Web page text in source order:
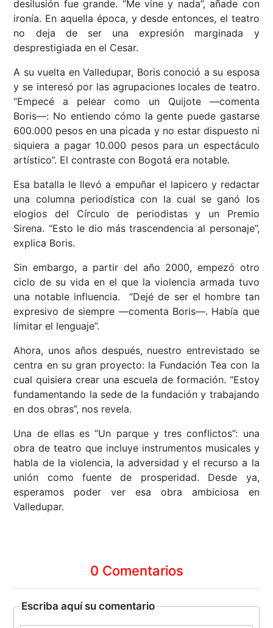
desilusión fue grande. “Me vine y nada”, añade con
ironía. En aquella época, y desde entonces, el teatro
no deja de ser una expresión marginada y
desprestigiada en el Cesar.
A su vuelta en Valledupar, Boris conoció a su esposa
y se interesó por las agrupaciones locales de teatro.
“Empecé a pelear como un Quijote ––comenta
Boris––: No entiendo cómo la gente puede gastarse
600.000 pesos en una picada y no estar dispuesto ni
siquiera a pagar 10.000 pesos para un espectáculo
artístico”. El contraste con Bogotá era notable.
Esa batalla le llevó a empuñar el lapicero y redactar
una columna periodística con la cual se ganó los
elogios del Círculo de periodistas y un Premio
Sirena. “Esto le dio más trascendencia al personaje”,
explica Boris.
Sin embargo, a partir del año 2000, empezó otro
ciclo de su vida en el que la violencia armada tuvo
una notable influencia. “Dejé de ser el hombre tan
expresivo de siempre ––comenta Boris––. Había que
limitar el lenguaje”.
Ahora, unos años después, nuestro entrevistado se
centra en su gran proyecto: la Fundación Tea con la
cual quisiera crear una escuela de formación. “Estoy
fundamentando la sede de la fundación y trabajando
en dos obras”, nos revela.
Una de ellas es “Un parque y tres conflictos”: una
obra de teatro que incluye instrumentos musicales y
habla de la violencia, la adversidad y el recurso a la
unión como fuente de prosperidad. Desde ya,
esperamos poder ver esa obra ambiciosa en
Valledupar.
0 Comentarios
Escriba aquí su comentario